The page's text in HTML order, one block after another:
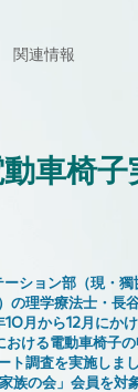
関連情報
車椅子
ション部（現・
の理学療法士・長
月から12月にかけ
ける電動車椅子
ト調査を実施しまし
族の会」会員を対